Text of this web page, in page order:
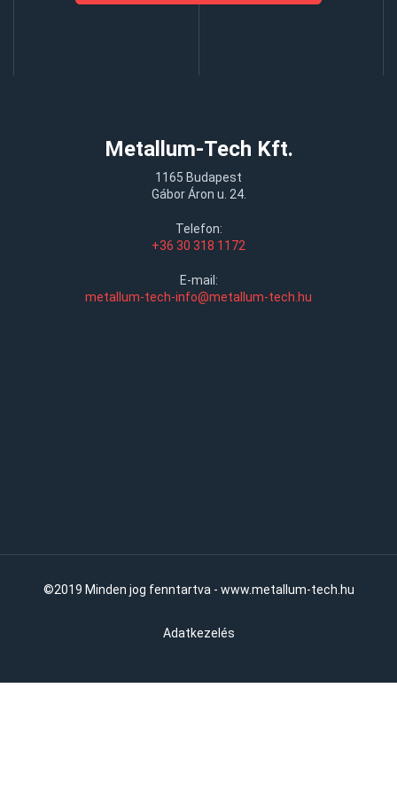
Metallum-Tech Kft.
1165 Budapest
Gábor Áron u. 24.
Telefon:
+36 30 318 1172
E-mail:
metallum-tech-info@metallum-tech.hu
©2019 Minden jog fenntartva - www.metallum-tech.hu
Adatkezelés